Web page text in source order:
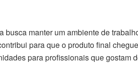
busca manter um ambiente de
para que o produto final
para profissionais que gostam